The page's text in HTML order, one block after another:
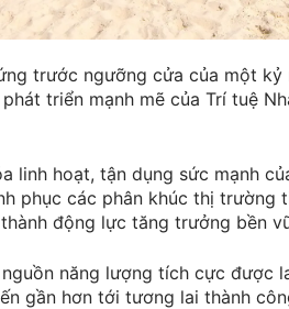
trước ngưỡng cửa của một
triển mạnh mẽ của Trí tuệ
linh hoạt, tận dụng sức mạnh
phục các phân khúc thị trường
động lực tăng trưởng bền
năng lượng tích cực được
gần hơn tới tương lai thành